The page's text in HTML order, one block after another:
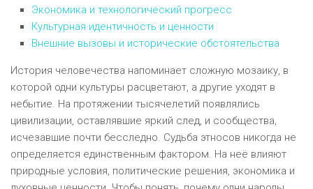
Экономика и технологический прогресс
Культурная идентичность и ценности
Внешние вызовы и исторические обстоятельства
История человечества напоминает сложную мозаику, в
которой одни культуры расцветают, а другие уходят в
небытие. На протяжении тысячелетий появлялись
цивилизации, оставлявшие яркий след, и сообщества,
исчезавшие почти бесследно. Судьба этносов никогда не
определяется единственным фактором. На неё влияют
природные условия, политические решения, экономика и